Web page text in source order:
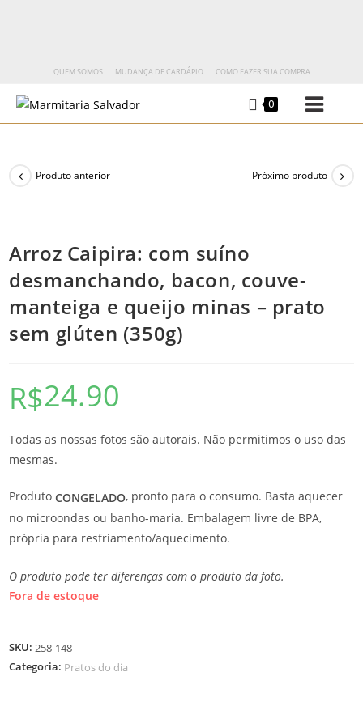
QUEM SOMOS MUDANÇA DE CARDÁPIO COMO FAZER SUA COMPRA
0
Produto anterior Próximo produto
Arroz Caipira: com suíno
desmanchando, bacon, couve-
manteiga e queijo minas – prato
sem glúten (350g)
R$24.90
Todas as nossas fotos são autorais. Não permitimos o uso das
mesmas.
ProdutoCONGELADO, pronto para o consumo. Basta aquecer
no microondas ou banho-maria. Embalagem livre de BPA,
própria para resfriamento/aquecimento.
O produto pode ter diferenças com o produto da foto.
Fora de estoque
SKU: 258-148
Categoria: Pratos do dia